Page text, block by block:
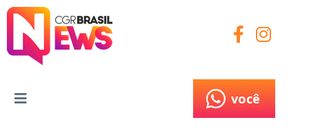
você